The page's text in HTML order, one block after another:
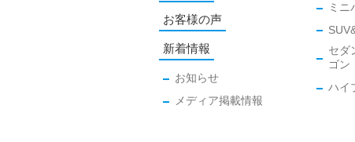
お客様の声
新着情報
お知らせ
メディア掲載情報
ミニ
セダ
ゴン
ハイ